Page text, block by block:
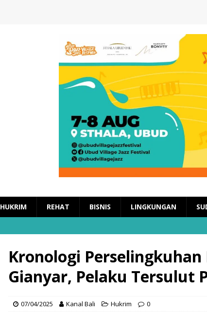
HUKRIM REHAT BISNIS LINGKUNGAN
Kronologi
Gianyar, Pelaku Tersulut
07/04/2025 Kanal Bali Hukrim 0